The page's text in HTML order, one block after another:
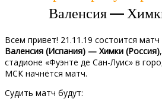
Валенсия —
Всем привет! 21.11.19 состоится
Валенсия (Испания) — Химки (Россия)
стадионе «Фуэнте де Сан-Луис» в
МСК начнётся матч.
Судить матч будут: